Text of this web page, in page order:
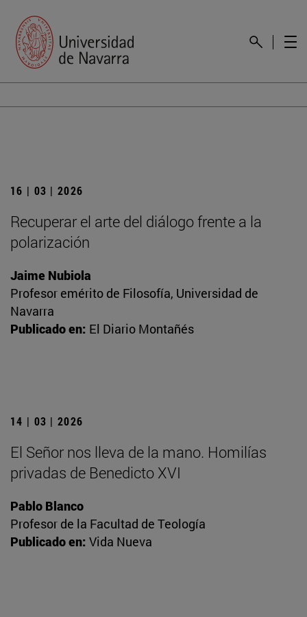
16 | 03 | 2026
Recuperar el arte del diálogo frente a la
polarización
Jaime Nubiola
Profesor emérito de Filosofía, Universidad de
Navarra
Publicado en: El Diario Montañés
14 | 03 | 2026
El Señor nos lleva de la mano. Homilías
privadas de Benedicto XVI
Pablo Blanco
Profesor de la Facultad de Teología
Publicado en: Vida Nueva